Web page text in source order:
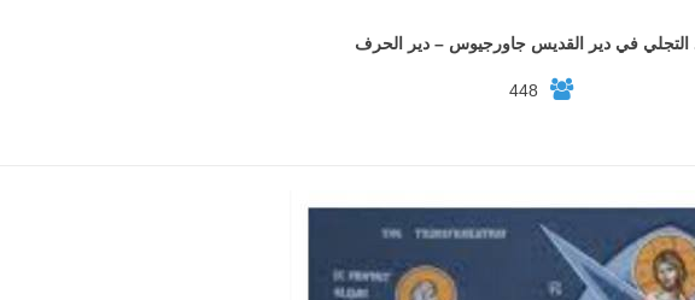
التجلي في دير القديس جاورجيوس – دير الحرف
448